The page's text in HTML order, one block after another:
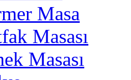
Masa
Masası
Masası